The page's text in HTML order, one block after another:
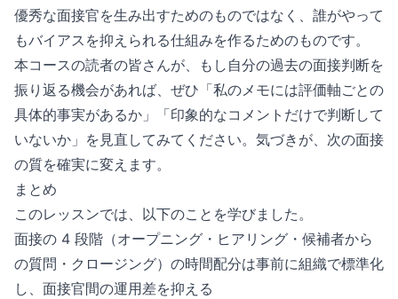
優秀な面接官を生み出すためのものではなく、誰がやって
もバイアスを抑えられる仕組みを作るためのものです。
本コースの読者の皆さんが、もし自分の過去の面接判断を
振り返る機会があれば、ぜひ「私のメモには評価軸ごとの
具体的事実があるか」「印象的なコメントだけで判断して
いないか」を見直してみてください。気づきが、次の面接
の質を確実に変えます。
まとめ
このレッスンでは、以下のことを学びました。
面接の 4 段階（オープニング・ヒアリング・候補者から
の質問・クロージング）の時間配分は事前に組織で標準化
し、面接官間の運用差を抑える